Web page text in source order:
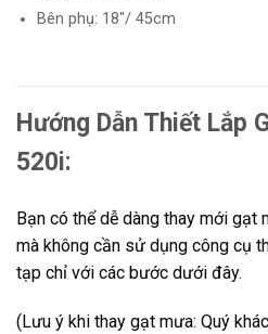
Bên phụ: 18″/ 45cm
Hướng Dẫn Thiết Lắp
520i:
Bạn có thể dễ dàng thay mới gạt
mà không cần sử dụng công cụ
tạp chỉ với các bước dưới đây.
(Lưu ý khi thay gạt mưa: Quý